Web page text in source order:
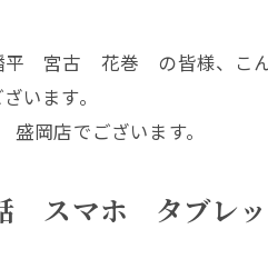
古 花巻 の皆様、こん
います。
岡店でございます。
スマホ タブレ